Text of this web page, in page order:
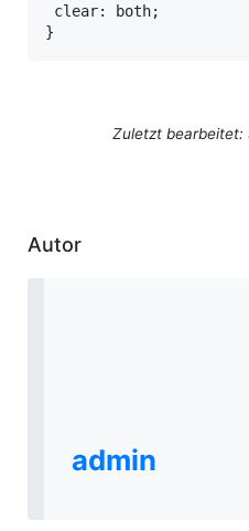
clear: both;
}
Zuletzt bearbeitet:
Autor
admin